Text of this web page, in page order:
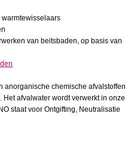
van beitsbaden, op basis van
anorganische chemische afvalstoffen
afvalwater wordt verwerkt in onze
staat voor Ontgifting, Neutralisatie